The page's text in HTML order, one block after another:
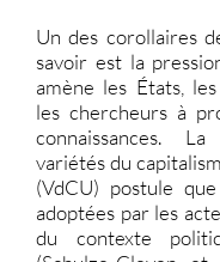
Un des corollaires
savoir est la
amène les États,
les chercheurs à
connaissances.
variétés du
(VdCU) postule
adoptées par les
du contexte